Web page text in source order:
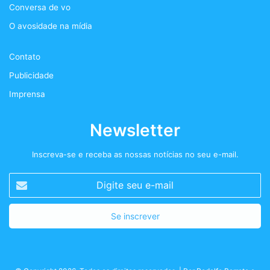
Conversa de vo
O avosidade na mídia
Contato
Publicidade
Imprensa
Newsletter
Inscreva-se e receba as nossas notícias no seu e-mail.
Digite
seu
e-